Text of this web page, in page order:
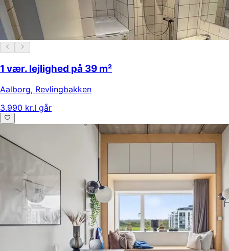
1 vær. lejlighed på 39 m²
Aalborg, Revlingbakken
3.990 kr.I går